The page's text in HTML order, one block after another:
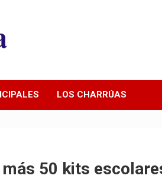
LOS CHARRÚAS
50 kits